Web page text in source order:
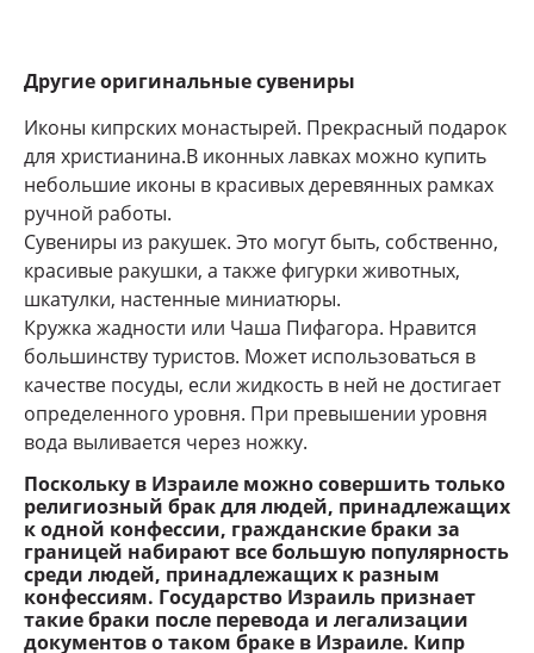
Другие оригинальные сувениры
Иконы кипрских монастырей. Прекрасный подарок
для христианина.В иконных лавках можно купить
небольшие иконы в красивых деревянных рамках
ручной работы.
Сувениры из ракушек. Это могут быть, собственно,
красивые ракушки, а также фигурки животных,
шкатулки, настенные миниатюры.
Кружка жадности или Чаша Пифагора. Нравится
большинству туристов. Может использоваться в
качестве посуды, если жидкость в ней не достигает
определенного уровня. При превышении уровня
вода выливается через ножку.
Поскольку в Израиле можно совершить только
религиозный брак для людей, принадлежащих
к одной конфессии, гражданские браки за
границей набирают все большую популярность
среди людей, принадлежащих к разным
конфессиям. Государство Израиль признает
такие браки после перевода и легализации
документов о таком браке в Израиле. Кипр